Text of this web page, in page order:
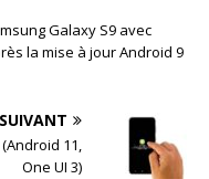
Galaxy S9 avec
la mise à jour Android 9
SUIVANT
11,
One UI 3)